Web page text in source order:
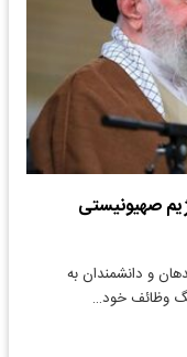
صهیونیستی
و دانشمندان به
وظائف خود…